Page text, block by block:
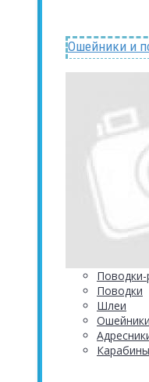
Ошейники и
Поводки-
Поводки
Шлеи
Ошейники
Карабины